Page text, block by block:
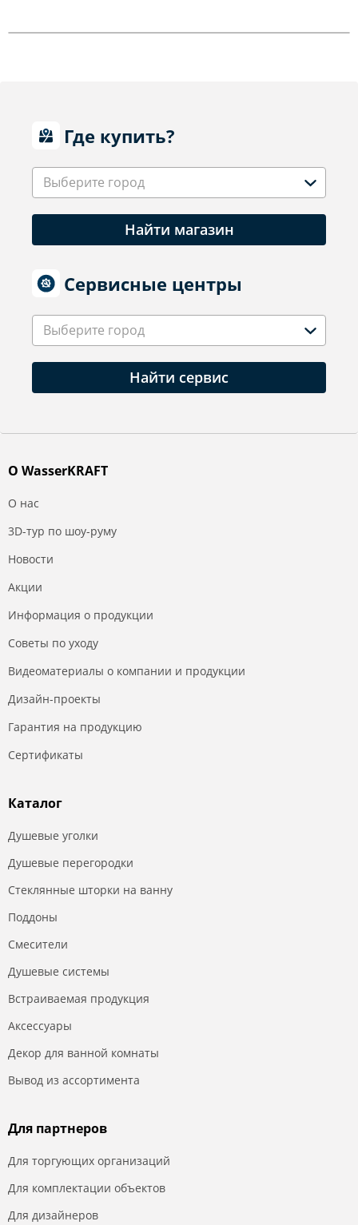
Где купить?
Выберите город
Найти магазин
Сервисные центры
Выберите город
Найти сервис
О WasserKRAFT
О нас
3D-тур по шоу-руму
Новости
Акции
Информация о продукции
Советы по уходу
Видеоматериалы о компании и продукции
Дизайн-проекты
Гарантия на продукцию
Сертификаты
Каталог
Душевые уголки
Душевые перегородки
Стеклянные шторки на ванну
Поддоны
Смесители
Душевые системы
Встраиваемая продукция
Аксессуары
Декор для ванной комнаты
Вывод из ассортимента
Для партнеров
Для торгующих организаций
Для комплектации объектов
Для дизайнеров